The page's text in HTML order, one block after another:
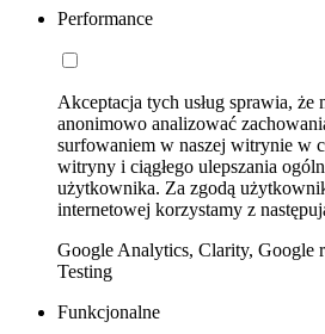
Performance
Akceptacja tych usług sprawia, że
anonimowo analizować
surfowaniem w naszej witrynie w
witryny i ciągłego ulepszania
użytkownika. Za zgodą
internetowej korzystamy z
Google Analytics, Clarity, Google
Testing
Funkcjonalne